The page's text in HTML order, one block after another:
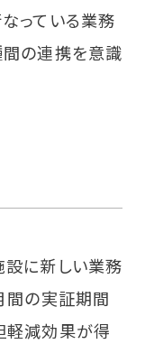
っている業務
間の連携を意識
設に新しい業務
間の実証期間
軽減効果が得